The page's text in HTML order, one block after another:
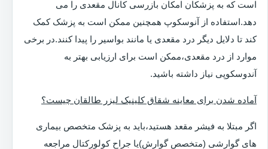
است که به پزشکان امکان بازرسی کانال مقعدی را می
دهد.استفاده از آنوسکوپ همچنین ممکن است به پزشک کمک
کند تا دلایل دیگر درد مقعدی یا مانند بواسیر را پیدا کنند.در برخی
موارد از درد مقعدی،ممکن است برای ارزیابی بهتر به
آندوسکوپی نیاز داشته باشید.
آماده شدن برای معاینه شقاق کلینیک لیزر طالقان چیست؟
اگر مبتلا به فیشر مقعد هستید،باید به پزشک متخصص بیماری
های گوارشی (متخصص گوارش)یا جراح کولورکتال مراجعه